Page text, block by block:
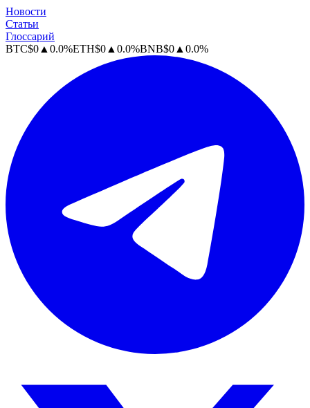
Новости
Статьи
Глоссарий
BTC$0 ▲ 0.0%ETH$0 ▲ 0.0%BNB$0 ▲ 0.0%